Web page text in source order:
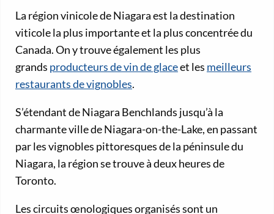
La région vinicole de Niagara est la destination
viticole la plus importante et la plus concentrée du
Canada. On y trouve également les plus
grands producteurs de vin de glaceet les meilleurs
restaurants de vignobles.
S’étendant de Niagara Benchlands jusqu’à la
charmante ville de Niagara-on-the-Lake, en passant
par les vignobles pittoresques de la péninsule du
Niagara, la région se trouve à deux heures de
Toronto.
Les circuits œnologiques organisés sont un